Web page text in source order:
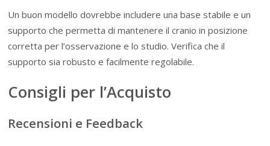
Un buon modello dovrebbe includere una base stabile e un
supporto che permetta di mantenere il cranio in posizione
corretta per l’osservazione e lo studio. Verifica che il
supporto sia robusto e facilmente regolabile.
Consigli per l’Acquisto
Recensioni e Feedback